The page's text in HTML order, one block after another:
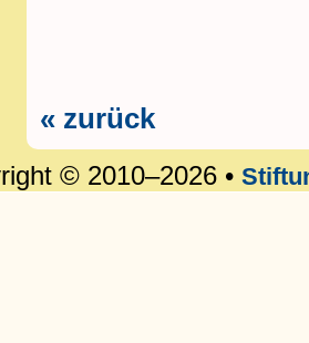
« zurück
© 2010–2026 •